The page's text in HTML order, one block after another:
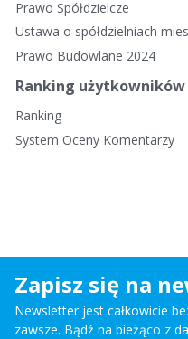
u
s
n
Prawo Spółdzielcze
Ustawa o spółdzielniach
Prawo Budowlane 2024
Ranking użytkowników
Ranking
System Oceny Komentarzy
Zapisz się na
Newsletter jest całkowicie
zawsze. Bądź na bieżąco z